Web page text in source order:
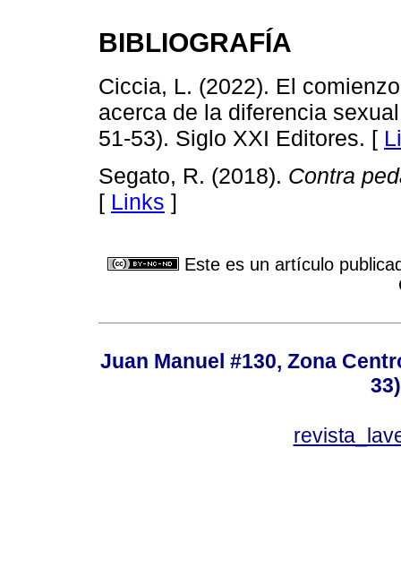
BIBLIOGRAFÍA
Ciccia, L. (2022). El
acerca de la diferencia
51-53). Siglo XXI Editores. [
Segato, R. (2018). Contra
[ Links ]
Este es un artículo
Juan Manuel #130, Zona